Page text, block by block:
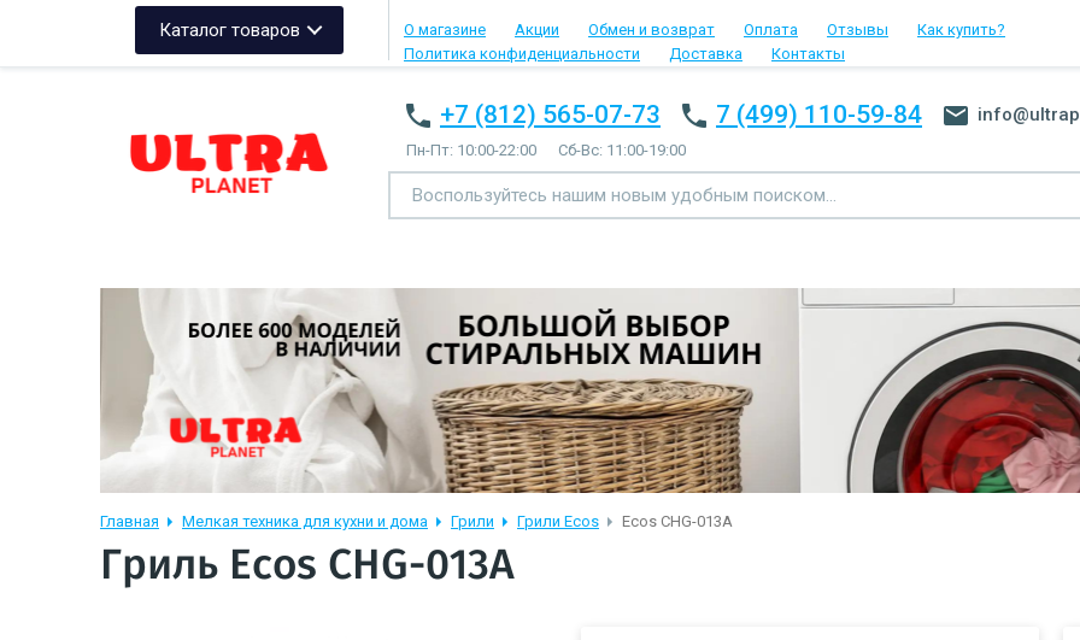
Каталог товаров О магазине Акции Обмен и возврат Оплата Отзывы
Как купить?
Политика конфиденциальности
Доставка Контакты
+7 (812) 565-07-73 7 (499) 110-59-84
Пн-Пт: 10:00-22:00 Сб-Вс: 11:00-19:00
Главная Мелкая техника для кухни и дома Грили Грили Ecos Ecos CHG-013A
Гриль Ecos CHG-013A